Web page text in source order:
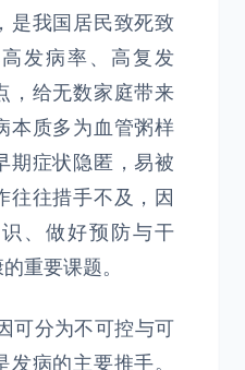
是我国居民致死致
发病率、高复发
，给无数家庭带来
本质多为血管粥样
期症状隐匿，易被
往往措手不及，因
、做好预防与干
重要课题。
可分为不可控与可
病的主要推手。